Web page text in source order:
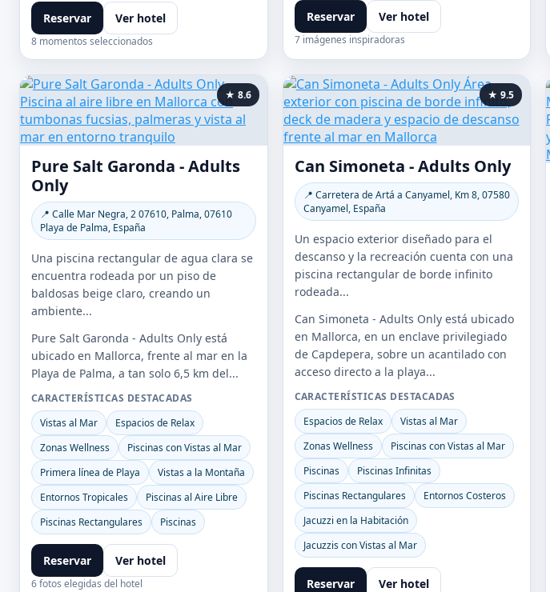
Reservar Ver hotel
8 momentos seleccionados
Reservar Ver hotel
7 imágenes inspiradoras
★ 8.6
Pure Salt Garonda - Adults
Only
📍 Calle Mar Negra, 2 07610, Palma, 07610
Playa de Palma, España
Una piscina rectangular de agua clara se
encuentra rodeada por un piso de
baldosas beige claro, creando un
ambiente...
Pure Salt Garonda - Adults Only está
ubicado en Mallorca, frente al mar en la
Playa de Palma, a tan solo 6,5 km del...
CARACTERÍSTICAS DESTACADAS
Vistas al Mar
Espacios de Relax
Zonas Wellness
Piscinas con Vistas al Mar
Primera línea de Playa
Vistas a la Montaña
Entornos Tropicales
Piscinas al Aire Libre
Piscinas Rectangulares
Piscinas
Reservar Ver hotel
6 fotos elegidas del hotel
★ 9.5
Can Simoneta - Adults Only
📍 Carretera de Artá a Canyamel, Km 8, 07580
Canyamel, España
Un espacio exterior diseñado para el
descanso y la recreación cuenta con una
piscina rectangular de borde infinito
rodeada...
Can Simoneta - Adults Only está ubicado
en Mallorca, en un enclave privilegiado
de Capdepera, sobre un acantilado con
acceso directo a la playa...
CARACTERÍSTICAS DESTACADAS
Espacios de Relax
Vistas al Mar
Zonas Wellness
Piscinas con Vistas al Mar
Piscinas
Piscinas Infinitas
Piscinas Rectangulares
Entornos Costeros
Jacuzzi en la Habitación
Jacuzzis con Vistas al Mar
Reservar Ver hotel